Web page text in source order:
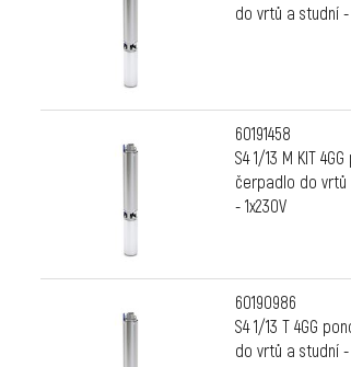
do vrtů a studní -
60191458
S4 1/13 M KIT
čerpadlo do vrtů
- 1x230V
60190986
S4 1/13 T 4GG
do vrtů a studní -